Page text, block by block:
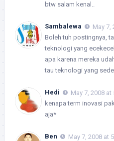
btw salam kenal..
Sambalewa
May 7,
Boleh tuh postingnya,
teknologi yang
apa karena mereka
tau teknologi yang
Hedi
May 7, 2008 at
kenapa term inovasi
aja*
Ben
May 7, 2008 at